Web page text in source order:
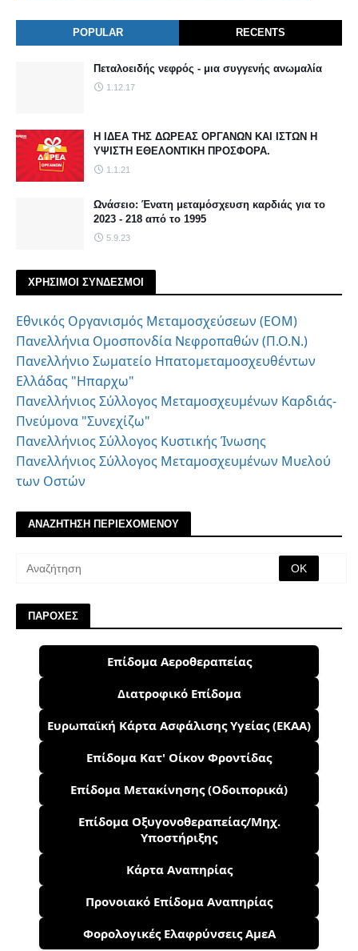
POPULAR RECENTS
Πεταλοειδής νεφρός - μια συγγενής ανωμαλία
1.12.17
Η ΙΔΕΑ ΤΗΣ ΔΩΡΕΑΣ ΟΡΓΑΝΩΝ ΚΑΙ ΙΣΤΩΝ Η
ΥΨΙΣΤΗ ΕΘΕΛΟΝΤΙΚΗ ΠΡΟΣΦΟΡΑ.
1.1.21
Ωνάσειο: Ένατη μεταμόσχευση καρδιάς για το
2023 - 218 από το 1995
5.9.23
ΧΡΗΣΙΜΟΙ ΣΥΝΔΕΣΜΟΙ
Εθνικός Οργανισμός Μεταμοσχεύσεων (ΕΟΜ)
Πανελλήνια Ομοσπονδία Νεφροπαθών (Π.Ο.Ν.)
Πανελλήνιο Σωματείο Ηπατομεταμοσχευθέντων
Ελλάδας "Ηπαρχω"
Πανελλήνιος Σύλλογος Μεταμοσχευμένων Καρδιάς-
Πνεύμονα "Συνεχίζω"
Πανελλήνιος Σύλλογος Κυστικής Ίνωσης
Πανελλήνιος Σύλλογος Μεταμοσχευμένων Μυελού
των Οστών
ΑΝΑΖΗΤΗΣΗ ΠΕΡΙΕΧΟΜΕΝΟΥ
ΠΑΡΟΧΕΣ
Επίδομα Αεροθεραπείας
Διατροφικό Επίδομα
Ευρωπαϊκή Κάρτα Ασφάλισης Υγείας (ΕΚΑΑ)
Επίδομα Κατ' Οίκον Φροντίδας
Επίδομα Μετακίνησης (Οδοιπορικά)
Επίδομα Οξυγονοθεραπείας/Μηχ.
Υποστήριξης
Κάρτα Αναπηρίας
Προνοιακό Επίδομα Αναπηρίας
Φορολογικές Ελαφρύνσεις ΑμεΑ